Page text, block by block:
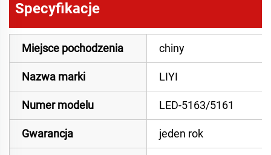
Specyfikacje
Miejsce pochodzenia chiny
Nazwa marki LIYI
Numer modelu LED-5163/5161
Gwarancja jeden rok